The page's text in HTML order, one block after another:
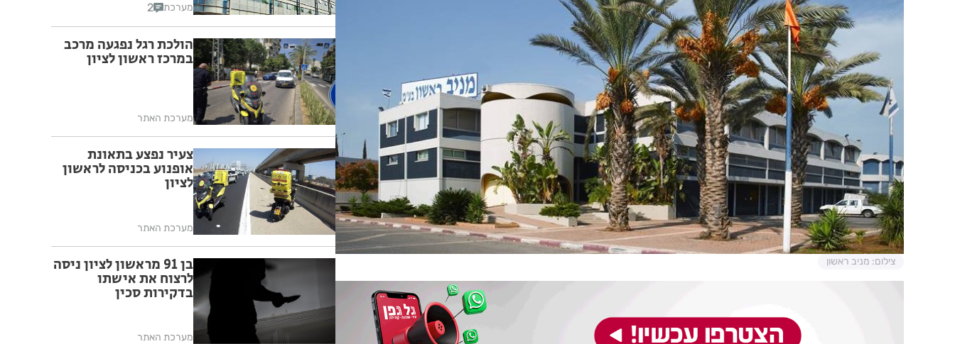
צילום: מניב ראשון
מערכת 2
הולכת רגל נפגעה מרכב
במרכז ראשון לציון
מערכת האתר
צעיר נפצע בתאונת
אופנוע בכניסה לראשון
לציון
מערכת האתר
בן 91 מראשון לציון ניסה
לרצוח את אישתו
בדקירות סכין
מערכת האתר